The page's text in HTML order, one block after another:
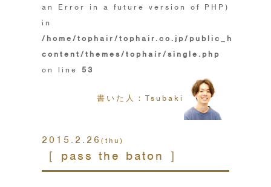
an Error in a future version of PHP)
in
/home/tophair/tophair.co.jp/public_html/
content/themes/tophair/single.php
on line 53
書いた人：Tsubaki
2015.2.26 (thu)
［ pass the baton ］